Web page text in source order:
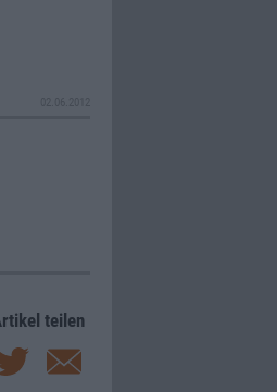
teilen